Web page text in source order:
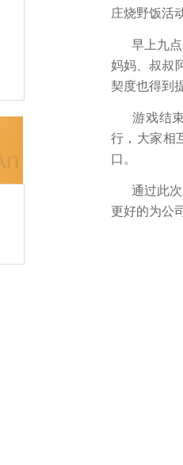
庄烧野饭活
早上九点
妈妈、叔叔
契度也得到
游戏结束
行，大家相
口。
通过此次
更好的为公